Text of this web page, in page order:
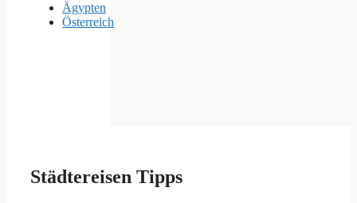
Ägypten
Österreich
Städtereisen Tipps